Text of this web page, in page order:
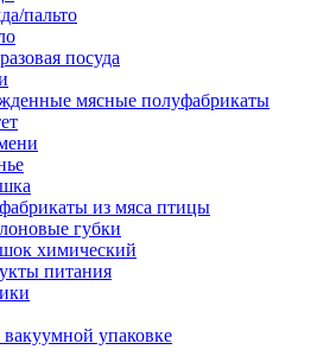
пальто
посуда
мясные полуфабрикаты
из мяса птицы
губки
химический
питания
вакуумной упаковке